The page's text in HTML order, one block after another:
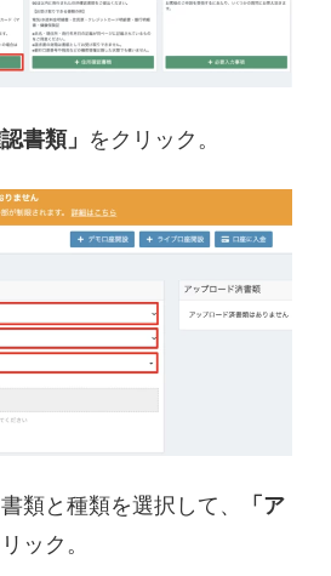
書類」 をクリック。
類と種類を選択して、
「ア
ック。